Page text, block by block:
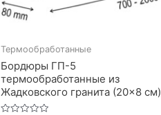
Термообработанные
Бордюры ГП-5
термообработанные из
Жадковского гранита (20×8 см)